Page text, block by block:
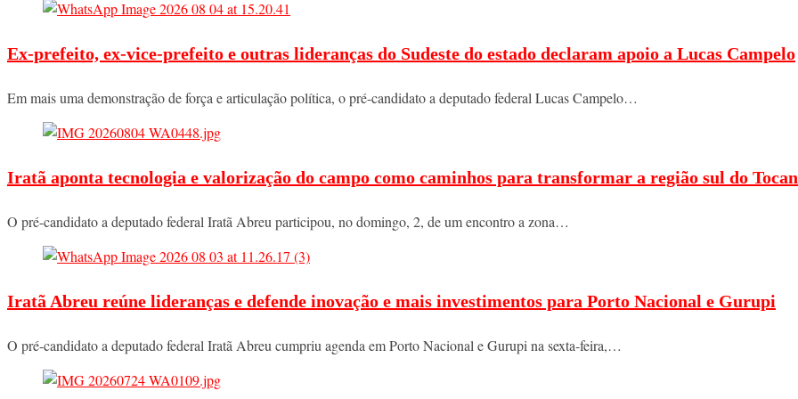
Ex-prefeito, ex-vice-prefeito e outras lideranças do Sudeste do estado declaram apoio a Lucas Campelo
Em mais uma demonstração de força e articulação política, o pré-candidato a deputado federal Lucas Campelo…
Iratã aponta tecnologia e valorização do campo como caminhos para transformar a região sul do
O pré-candidato a deputado federal Iratã Abreu participou, no domingo, 2, de um encontro a zona…
Iratã Abreu reúne lideranças e defende inovação e mais investimentos para Porto Nacional e Gurupi
O pré-candidato a deputado federal Iratã Abreu cumpriu agenda em Porto Nacional e Gurupi na sexta-feira,…